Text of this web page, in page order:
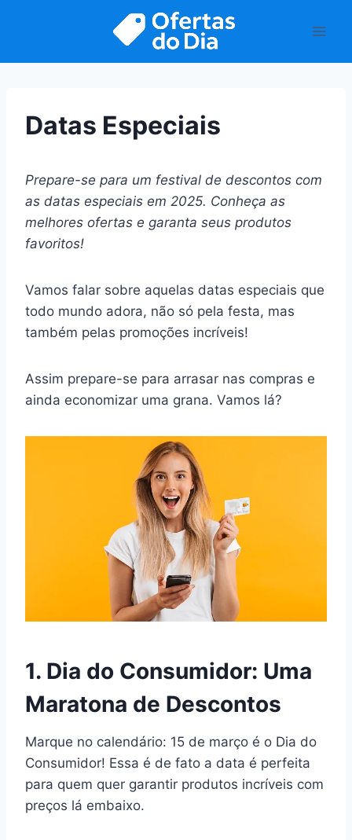
Datas Especiais
Prepare-se para um festival de descontos com
as datas especiais em 2025. Conheça as
melhores ofertas e garanta seus produtos
favoritos!
Vamos falar sobre aquelas datas especiais que
todo mundo adora, não só pela festa, mas
também pelas promoções incríveis!
Assim prepare-se para arrasar nas compras e
ainda economizar uma grana. Vamos lá?
1. Dia do Consumidor: Uma
Maratona de Descontos
Marque no calendário: 15 de março é o Dia do
Consumidor! Essa é de fato a data é perfeita
para quem quer garantir produtos incríveis com
preços lá embaixo.